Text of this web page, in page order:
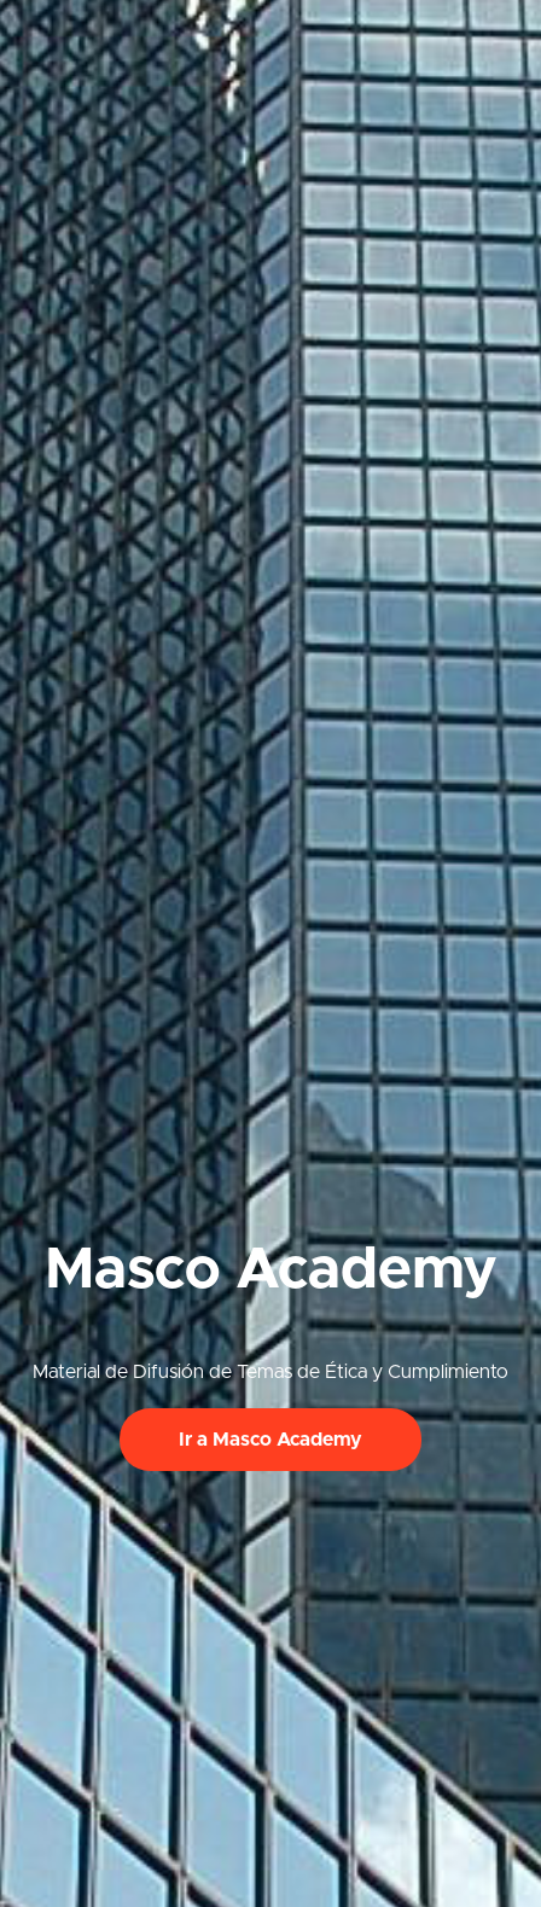
Masco Academy
Material de Difusión de Temas de Ética y Cumplimiento
Ir a Masco Academy